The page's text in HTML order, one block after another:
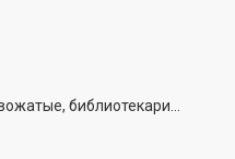
библиотекари...